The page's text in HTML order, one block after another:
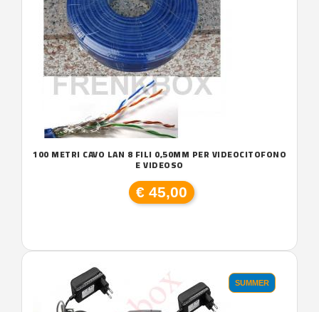
100 METRI CAVO LAN 8 FILI 0,50MM PER VIDEOCITOFONO
E VIDEOSO
€ 45,00
SUMMER